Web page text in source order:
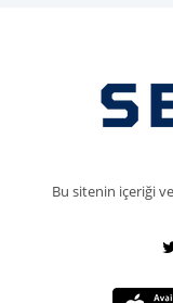
Bu sitenin içeriği